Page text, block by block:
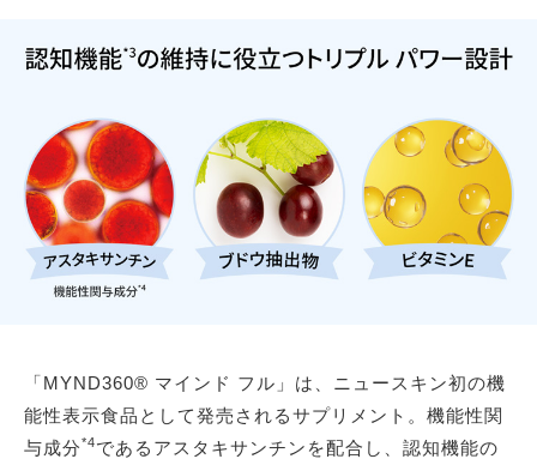
「MYND360® マインド フル」は、ニュースキン初の機
能性表示食品として発売されるサプリメント。機能性関
与成分*4であるアスタキサンチンを配合し、認知機能の